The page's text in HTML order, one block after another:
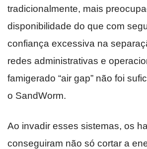
tradicionalmente, mais
disponibilidade do que com
confiança excessiva na
redes administrativas e
famigerado “air gap” não foi
o SandWorm.
Ao invadir esses sistemas, os
conseguiram não só cortar a